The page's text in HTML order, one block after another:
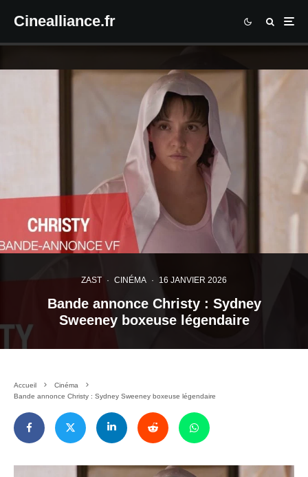
Cinealliance.fr
ZAST · CINÉMA · 16 JANVIER 2026
Bande annonce Christy : Sydney
Sweeney boxeuse légendaire
Accueil
Cinéma
Bande annonce Christy : Sydney Sweeney boxeuse légendaire